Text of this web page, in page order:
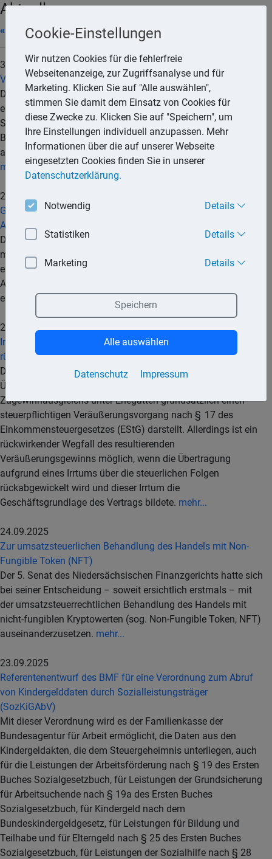
Aktuell
« 08/2025|» 10/2025
30.09.2025
Vermietung von Dachflächen für Photovoltaikanlagen
Der 5. Senat des Finanzgerichts Düsseldorf hatte darüber zu
entscheiden, ob die sog. erweiterte Kürzung gem. § 9 Nr. 1
Satz 2 GewStG bei einer Grundstücksüberlassung an ein
Betriebsunternehmen mit verschiedenen Geschäftsfeldern
aufgrund einer Betriebsaufspaltung ausgeschlossen war.
mehr...
29.09.2025
Gebührenfestsetzung bei einheitlich erteilter verbindlicher
Auskunft gegenüber mehreren Antragstellern
Der Bundesfinanzhof (BFH) hat entschieden, dass gegenüber
mehreren Antragstellern nur eine Gebühr für die Bearbeitung
einer verbindlichen Auskunft erhoben werden kann, wenn die
Auskunft den Antragstellern gegenüber tatsächlich einheitlich
erteilt wird.mehr...
25.09.2025
Irrtum über Steuerfolgen bei Ehevertrag: Steuer kann
rückwirkend entfallen
Der Bundesfinanzhof (BFH) hat entschieden, dass die
Übertragung von GmbH-Anteilen im Rahmen eines
Zugewinnausgleichs unter Ehegatten grundsätzlich einen
steuerpflichtigen Veräußerungsvorgang nach § 17 des
Einkommensteuergesetzes (EStG) darstellt. Allerdings ist ein
rückwirkender Wegfall des resultierenden
Veräußerungsgewinns möglich, wenn die Übertragung
aufgrund eines Irrtums über die steuerlichen Folgen
rückabgewickelt wird und dieser Irrtum die
Geschäftsgrundlage des Vertrags bildete. mehr...
24.09.2025
Zur umsatzsteuerlichen Behandlung des Handels mit Non-
Fungible Token (NFT)
Der 5. Senat des Niedersächsischen Finanzgerichts hatte sich
bei seiner Entscheidung – soweit ersichtlich erstmals – mit
der umsatzsteuerrechtlichen Behandlung des Handels mit
nicht-fungiblen Kryptowerten (sog. Non-Fungible Token, NFT)
auseinanderzusetzen. mehr...
23.09.2025
Referentenentwurf des BMF für eine Verordnung zum Abruf
von Kindergelddaten durch Sozialleistungsträger
(SozKiGAbV)
Mit dieser Verordnung wird es der Familienkasse der
Bundesagentur für Arbeit ermöglicht, die Daten aus den
Kindergeldakten, die dem Steuergeheimnis unterliegen, auch
für die Leistungen der Arbeitsförderung nach § 19 des Ersten
Buches Sozialgesetzbuch, für Leistungen der Grundsicherung
für Arbeitsuchende nach § 19a des Ersten Buches
Sozialgesetzbuch, für Kindergeld nach dem
Bundeskindergeldgesetz, für Leistungen für Bildung und
Teilhabe und für Elterngeld nach § 25 des Ersten Buches
Sozialgesetzbuch, für Leistungen der Sozialhilfe nach § 28
Cookie-Einstellungen
Wir nutzen Cookies für die fehlerfreie
Webseitenanzeige, zur Zugriffsanalyse und für
Marketing. Klicken Sie auf "Alle auswählen",
stimmen Sie damit dem Einsatz von Cookies für
diese Zwecke zu. Klicken Sie auf "Speichern", um
Ihre Einstellungen individuell anzupassen. Mehr
Informationen über die auf unserer Webseite
eingesetzten Cookies finden Sie in unserer
Datenschutzerklärung.
Notwendig Details
Statistiken Details
Marketing Details
Datenschutz Impressum
Speichern
Alle auswählen